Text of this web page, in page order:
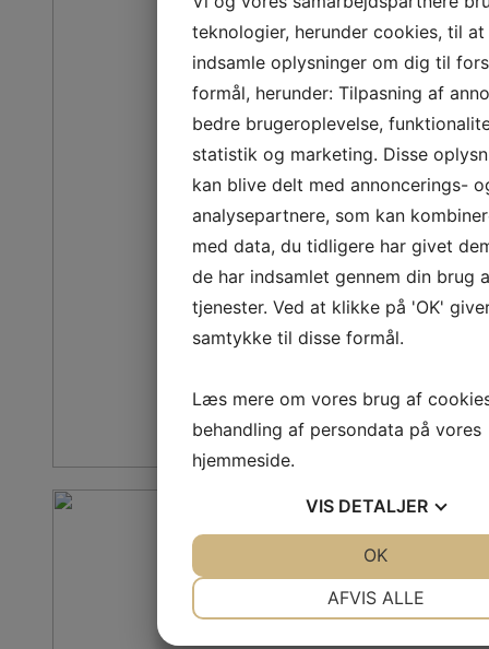
teknologier, herunder cookies, til at
indsamle oplysninger om dig til
formål, herunder: Tilpasning af
bedre brugeroplevelse,
statistik og marketing. Disse
kan blive delt med annoncerings-
analysepartnere, som kan
med data, du tidligere har givet
de har indsamlet gennem din brug
tjenester. Ved at klikke på 'OK'
samtykke til disse formål.
Læs mere om vores brug af
behandling af persondata på vores
hjemmeside.
VIS DETALJER
AFVIS ALLE
OK